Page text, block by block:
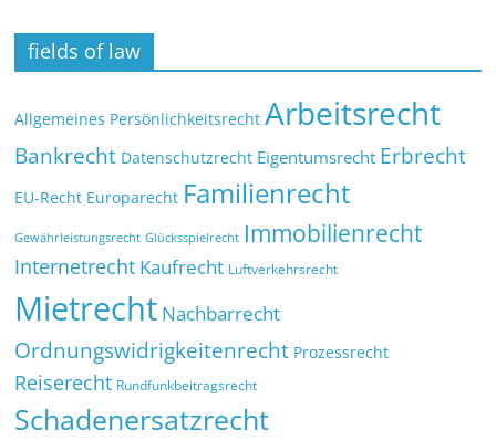
fields of law
Allgemeines Persönlichkeitsrecht Arbeitsrecht
Bankrecht Datenschutzrecht Eigentumsrecht Erbrecht
EU-Recht Europarecht Familienrecht
Gewährleistungsrecht Glücksspielrecht Immobilienrecht
Internetrecht Kaufrecht Luftverkehrsrecht
Mietrecht Nachbarrecht
Ordnungswidrigkeitenrecht Prozessrecht
Reiserecht Rundfunkbeitragsrecht
Schadenersatzrecht